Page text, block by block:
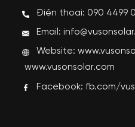
Điện thoại: 090 4499
Email:
Website:
www.vusonsolar.com
Facebook: fb.com/